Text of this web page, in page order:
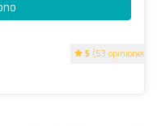
5 (53 opiniones)